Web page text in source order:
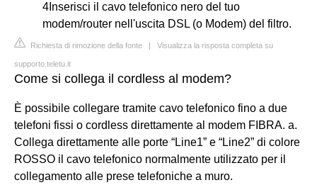
4Inserisci il cavo telefonico nero del tuo
modem/router nell'uscita DSL (o Modem) del filtro.
Richiesta di rimozione della fonte | Visualizza la risposta completa su
supporto.teletu.it
Come si collega il cordless al modem?
È possibile collegare tramite cavo telefonico fino a due
telefoni fissi o cordless direttamente al modem FIBRA. a.
Collega direttamente alle porte “Line1” e “Line2” di colore
ROSSO il cavo telefonico normalmente utilizzato per il
collegamento alle prese telefoniche a muro.